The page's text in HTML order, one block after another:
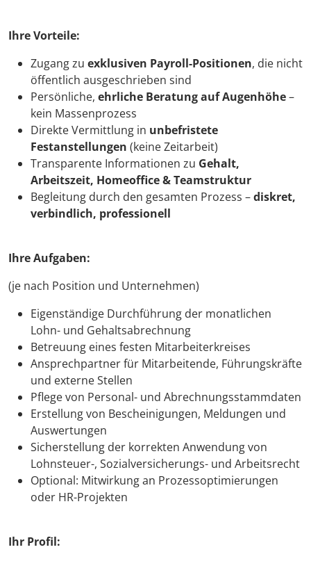
Ihre Vorteile:
Zugang zu exklusiven Payroll-Positionen, die nicht
öffentlich ausgeschrieben sind
Persönliche, ehrliche Beratung auf Augenhöhe–
kein Massenprozess
Direkte Vermittlung in unbefristete
Festanstellungen (keine Zeitarbeit)
Transparente Informationen zu Gehalt,
Arbeitszeit, Homeoffice & Teamstruktur
Begleitung durch den gesamten Prozess –diskret,
verbindlich, professionell
Ihre Aufgaben:
(je nach Position und Unternehmen)
Eigenständige Durchführung der monatlichen
Lohn- und Gehaltsabrechnung
Betreuung eines festen Mitarbeiterkreises
Ansprechpartner für Mitarbeitende, Führungskräfte
und externe Stellen
Pflege von Personal- und Abrechnungsstammdaten
Erstellung von Bescheinigungen, Meldungen und
Auswertungen
Sicherstellung der korrekten Anwendung von
Lohnsteuer-, Sozialversicherungs- und Arbeitsrecht
Optional: Mitwirkung an Prozessoptimierungen
oder HR-Projekten
Ihr Profil: